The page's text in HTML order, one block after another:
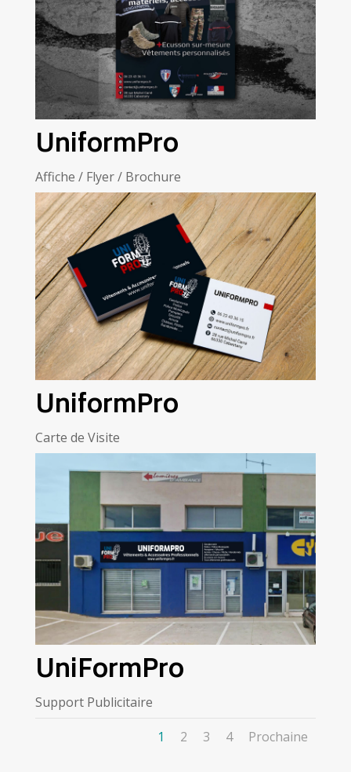
UniformPro
Affiche / Flyer / Brochure
UniformPro
Carte de Visite
UniFormPro
Support Publicitaire
1
2 3 4 Prochaine